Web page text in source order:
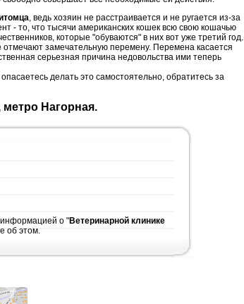
, ведь хозяин не расстраивается и не ругается из-за
- то, что тысячи американских кошек всю свою кошачью
которые "обуваются" в них вот уже третий год.
отмечают замечательную перемену. Перемена касается
серьезная причина недовольства ими теперь
делать это самостоятельно, обратитесь за
метро Нагорная.
информацией о "Ветеринарной клинике
об этом.